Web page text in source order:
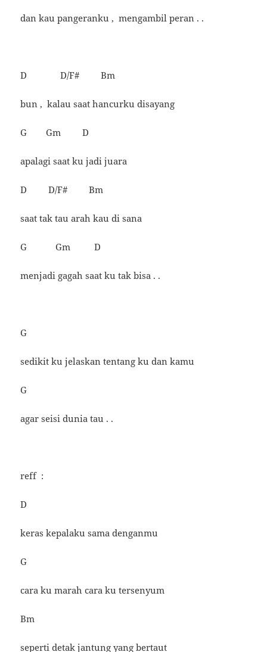
dan kau pangeranku , mengambil peran . .
D D/F# Bm
bun , kalau saat hancurku disayang
G Gm D
apalagi saat ku jadi juara
D D/F# Bm
saat tak tau arah kau di sana
G Gm D
menjadi gagah saat ku tak bisa . .
G
sedikit ku jelaskan tentang ku dan kamu
G
agar seisi dunia tau . .
reff :
D
keras kepalaku sama denganmu
G
cara ku marah cara ku tersenyum
Bm
seperti detak jantung yang bertaut